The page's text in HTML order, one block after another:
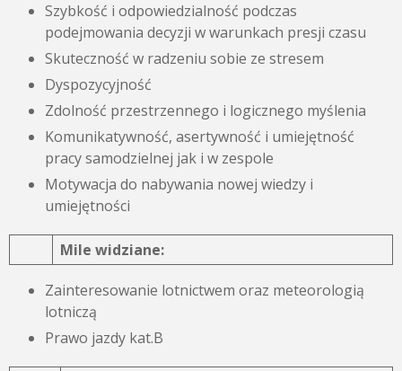
Szybkość i odpowiedzialność podczas
podejmowania decyzji w warunkach presji czasu
Skuteczność w radzeniu sobie ze stresem
Dyspozycyjność
Zdolność przestrzennego i logicznego myślenia
Komunikatywność, asertywność i umiejętność
pracy samodzielnej jak i w zespole
Motywacja do nabywania nowej wiedzy i
umiejętności
Mile widziane:
Zainteresowanie lotnictwem oraz meteorologią
lotniczą
Prawo jazdy kat.B